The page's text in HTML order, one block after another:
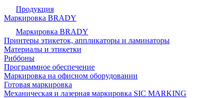
Продукция
Маркировка BRADY
Маркировка BRADY
Принтеры этикеток, аппликаторы и ламинаторы
Материалы и этикетки
Риббоны
Программное обеспечение
Маркировка на офисном оборудовании
Готовая маркировка
Механическая и лазерная маркировка SIC MARKING